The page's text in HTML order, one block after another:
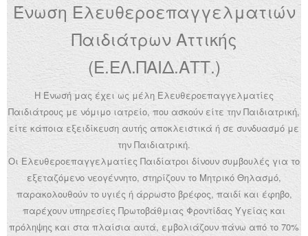
Ένωση Ελευθεροεπαγγελματιών
Παιδιάτρων Αττικής
(Ε.ΕΛ.ΠΑΙΔ.ΑΤΤ.)
Η Ένωσή μας έχει ως μέλη Ελευθεροεπαγγελματίες
Παιδιάτρους με νόμιμο ιατρείο, που ασκούν είτε την Παιδιατρική,
είτε κάποια εξειδίκευση αυτής αποκλειστικά ή σε συνδυασμό με
την Παιδιατρική.
Οι Ελευθεροεπαγγελματίες Παιδίατροι δίνουν συμβουλές για το
εξεταζόμενο νεογέννητο, στηρίζουν το Μητρικό Θηλασμό,
παρακολουθούν το υγιές ή άρρωστο βρέφος, παιδί και έφηβο,
παρέχουν υπηρεσίες Πρωτοβάθμιας Φροντίδας Υγείας και
πρόληψης και στα πλαίσια αυτά, εμβολιάζουν πάνω από το 70%
Ανακοινώσεις
Εργαλεία για Παιδιάτρους
Χρήσιμα Links
Επεξεργασία Προφίλ